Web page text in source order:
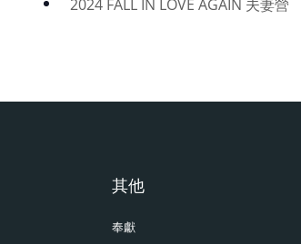
2024 FALL IN LOVE AGAIN 夫妻營
其他
奉獻